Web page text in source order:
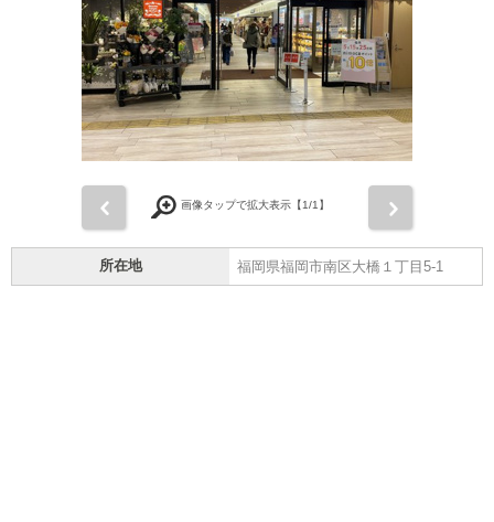
画像タップで拡大表示【1/1】
所在地 福岡県福岡市南区大橋１丁目5-1